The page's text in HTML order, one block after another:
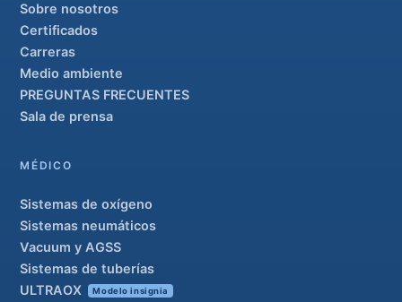
Sobre nosotros
Certificados
Carreras
Medio ambiente
PREGUNTAS FRECUENTES
Sala de prensa
MÉDICO
Sistemas de oxígeno
Sistemas neumáticos
Vacuum y AGSS
Sistemas de tuberías
ULTRAOX
Modelo insignia